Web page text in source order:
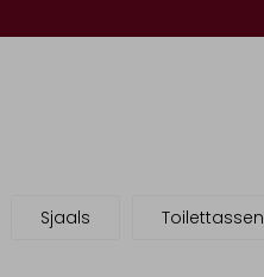
Sjaals Toilettassen